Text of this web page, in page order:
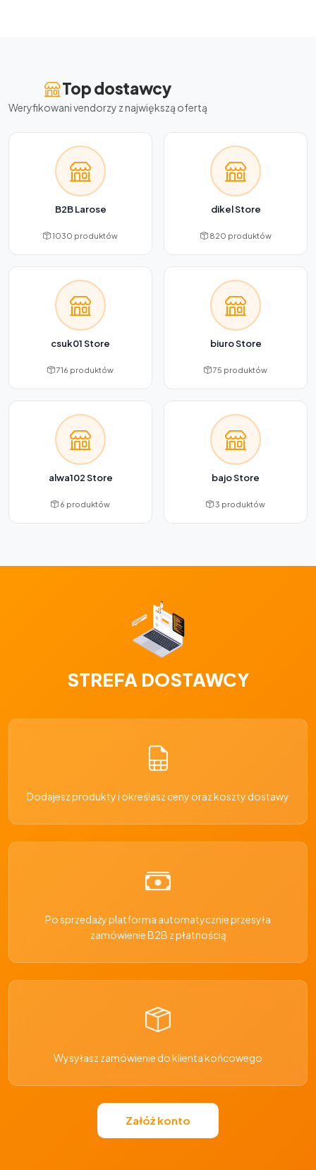
Top dostawcy
Weryfikowani vendorzy z największą ofertą
B2B Larose
1030 produktów
dikel Store
820 produktów
csuk01 Store
716 produktów
biuro Store
75 produktów
alwa102 Store
6 produktów
bajo Store
3 produktów
STREFA DOSTAWCY
Dodajesz produkty i określasz ceny oraz koszty dostawy
Po sprzedaży platforma automatycznie przesyła
zamówienie B2B z płatnością
Wysyłasz zamówienie do klienta końcowego
Załóż konto